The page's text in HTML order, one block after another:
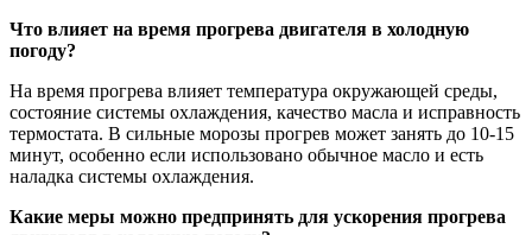
Что влияет на время прогрева двигателя в холодную
погоду?
На время прогрева влияет температура окружающей среды,
состояние системы охлаждения, качество масла и исправность
термостата. В сильные морозы прогрев может занять до 10-15
минут, особенно если использовано обычное масло и есть
наладка системы охлаждения.
Какие меры можно предпринять для ускорения прогрева